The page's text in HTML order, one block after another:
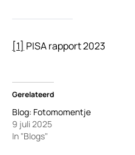
[1] PISA rapport 2023
Gerelateerd
Blog: Fotomomentje
9 juli 2025
In "Blogs"